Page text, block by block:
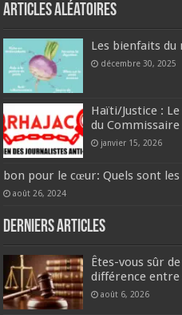
Articles aléatoires
Les bienfaits du
décembre 30, 2025
Haïti/Justice :
du
janvier 15, 2026
bon pour le cœur: Quels sont les
août 26, 2024
Derniers articles
Êtes-vous sûr
différence
août 6, 2026